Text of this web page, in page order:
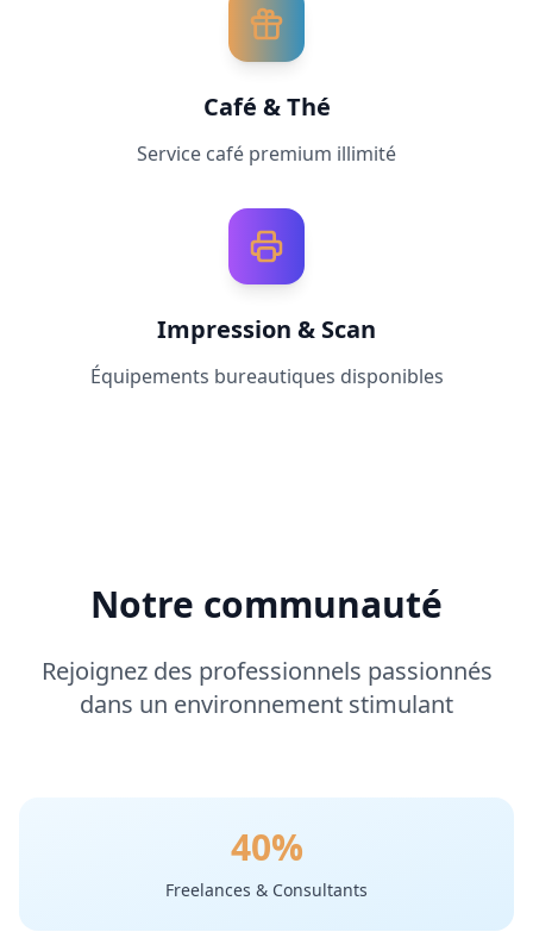
Café & Thé
Service café premium illimité
Impression & Scan
Équipements bureautiques disponibles
Notre communauté
Rejoignez des professionnels passionnés
dans un environnement stimulant
40%
Freelances & Consultants